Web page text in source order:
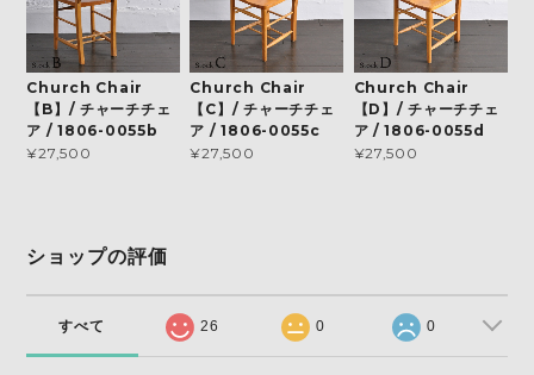
Church Chair
【B】/ チャーチチェ
ア / 1806-0055b
¥27,500
Church Chair
【C】/ チャーチチェ
ア / 1806-0055c
¥27,500
Church Chair
【D】/ チャーチチェ
ア / 1806-0055d
¥27,500
ショップの評価
すべて 26 0 0